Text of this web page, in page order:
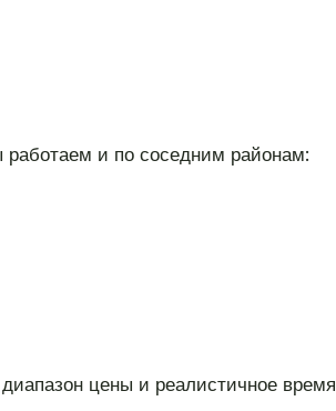
и по соседним районам:
цены и реалистичное время